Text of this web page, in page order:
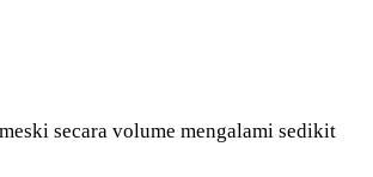
secara volume mengalami sedikit